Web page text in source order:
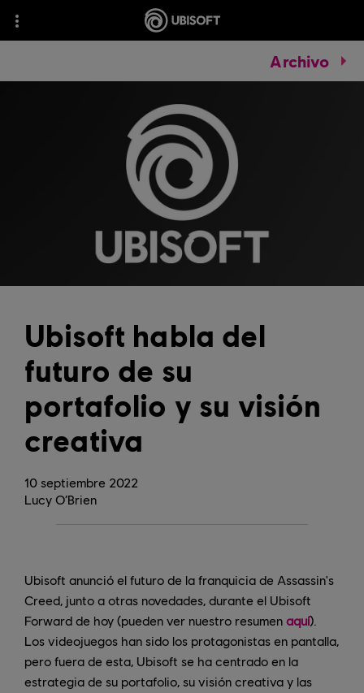
Archivo
10 septiembre 2022
Ubisoft habla del
futuro de su
portafolio y su visión
creativa
Lucy O’Brien
Ubisoft anunció el futuro de la franquicia de Assassin's
Creed, junto a otras novedades, durante el Ubisoft
Forward de hoy (pueden ver nuestro resumen aquí).
Los videojuegos han sido los protagonistas en pantalla,
pero fuera de esta, Ubisoft se ha centrado en la
estrategia de su portafolio, su visión creativa y las